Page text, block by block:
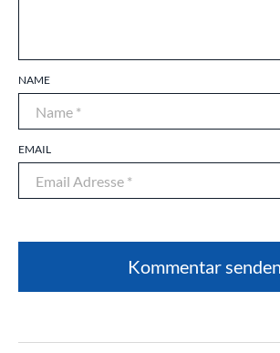
NAME
EMAIL